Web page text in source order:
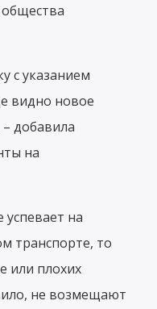
с указанием
видно новое
добавила
на
на
транспорте, то
или плохих
не возмещают